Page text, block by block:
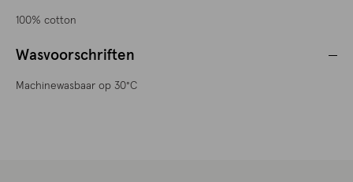
100% cotton
Wasvoorschriften
Machinewasbaar op 30°C